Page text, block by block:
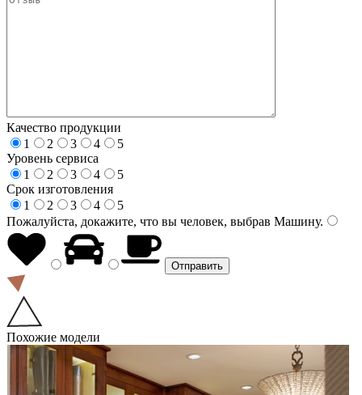
Качество продукции
1
2 3 4
5
Уровень сервиса
1
2 3 4
5
Срок изготовления
1
2 3 4
5
Пожалуйста, докажите, что вы человек, выбрав Машину.
Похожие модели